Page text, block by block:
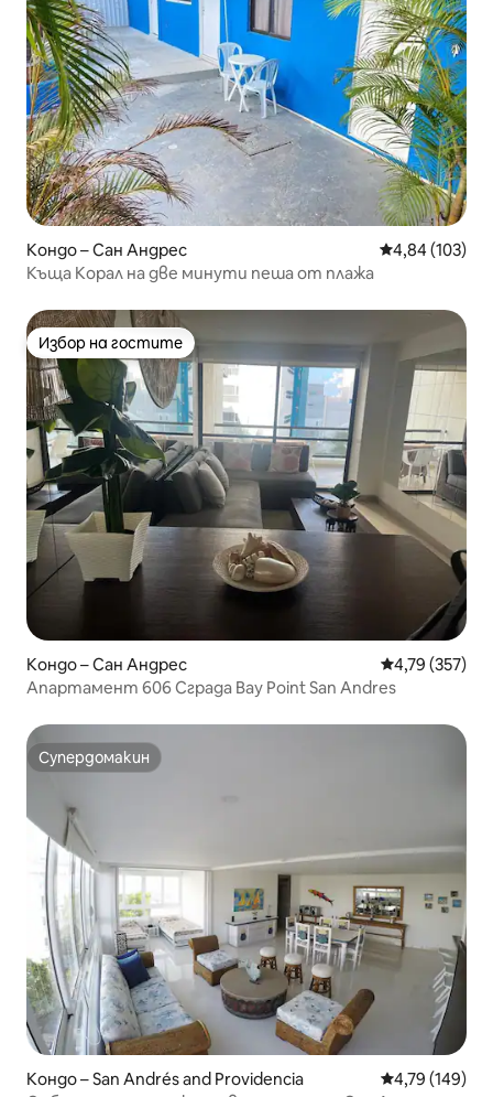
Кондо – Сан Андрес Средна
4,84 (103)
Къща Корал на две минути пеша от плажа
Избор на гостите
Избор на гостите
Кондо – Сан Андрес Средна
4,79 (357)
Апартамент 606 Сграда Bay Point San Andres
Супердомакин
Супердомакин
Кондо – San Andrés and Providencia Средна
4,79 (149)